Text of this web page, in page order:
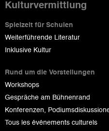
Kulturvermittlung
Spielzeit für Schulen
Weiterführende Literatur
Inklusive Kultur
Rund um die Vorstellungen
Workshops
Gespräche am Bühnenrand
Konferenzen,
Tous les événements culturels